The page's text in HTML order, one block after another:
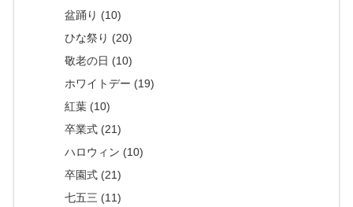
盆踊り (10)
ひな祭り (20)
敬老の日 (10)
ホワイトデー (19)
紅葉 (10)
卒業式 (21)
ハロウィン (10)
卒園式 (21)
七五三 (11)